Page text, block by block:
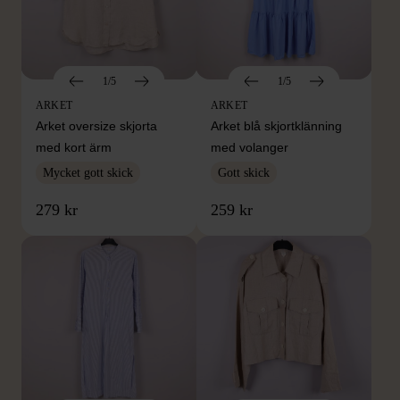
1/5
ARKET
Arket oversize skjorta
med kort ärm
Mycket gott skick
279 kr
1/5
ARKET
Arket blå skjortklänning
med volanger
Gott skick
259 kr